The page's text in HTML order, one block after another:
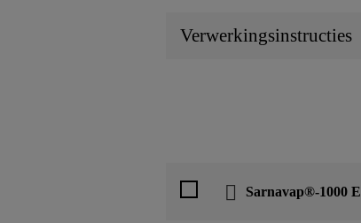
Verwerkingsinstructies
Sarnavap®-1000 E